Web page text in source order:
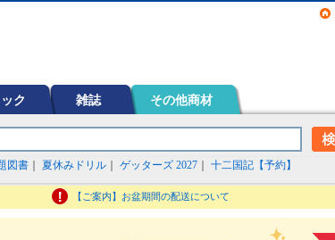
ク 雑誌 その他商材
図書 夏休みドリル ゲッターズ 2027 十二国記【予約】
【ご案内】お盆期間の配送について